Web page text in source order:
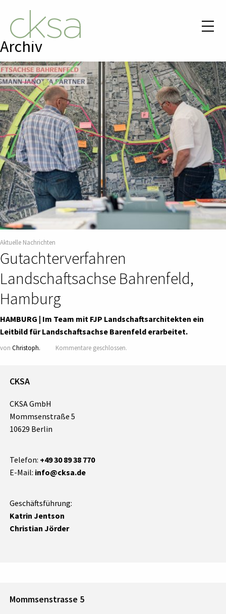
Archiv
Aktuelle Nachrichten
Gutachterverfahren
Landschaftsachse Bahrenfeld,
Hamburg
HAMBURG | Im Team mit FJP Landschaftsarchitekten ein
Leitbild für Landschaftsachse Barenfeld erarbeitet.
von Christoph. Kommentare geschlossen.
CKSA
CKSA GmbH
Mommsenstraße 5
10629 Berlin
Telefon: +49 30 89 38 770
E-Mail: info@cksa.de
Geschäftsführung:
Katrin Jentson
Christian Jörder
Mommsenstrasse 5